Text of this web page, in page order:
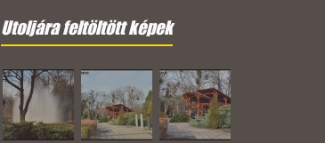
Utoljára feltöltött képek